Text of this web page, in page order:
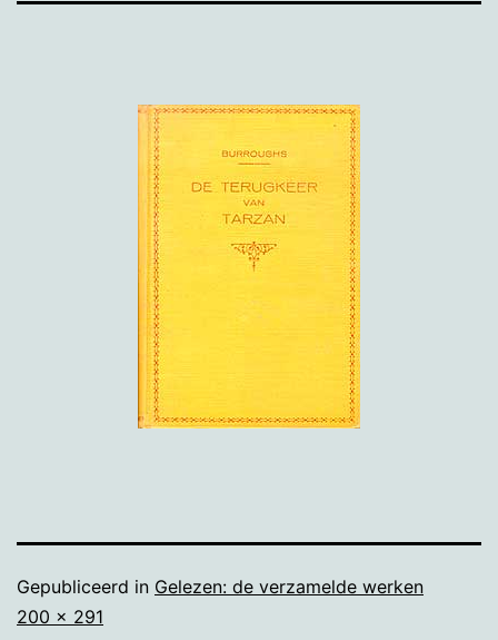
Gepubliceerd in Gelezen: de verzamelde werken
Volledige
200 × 291